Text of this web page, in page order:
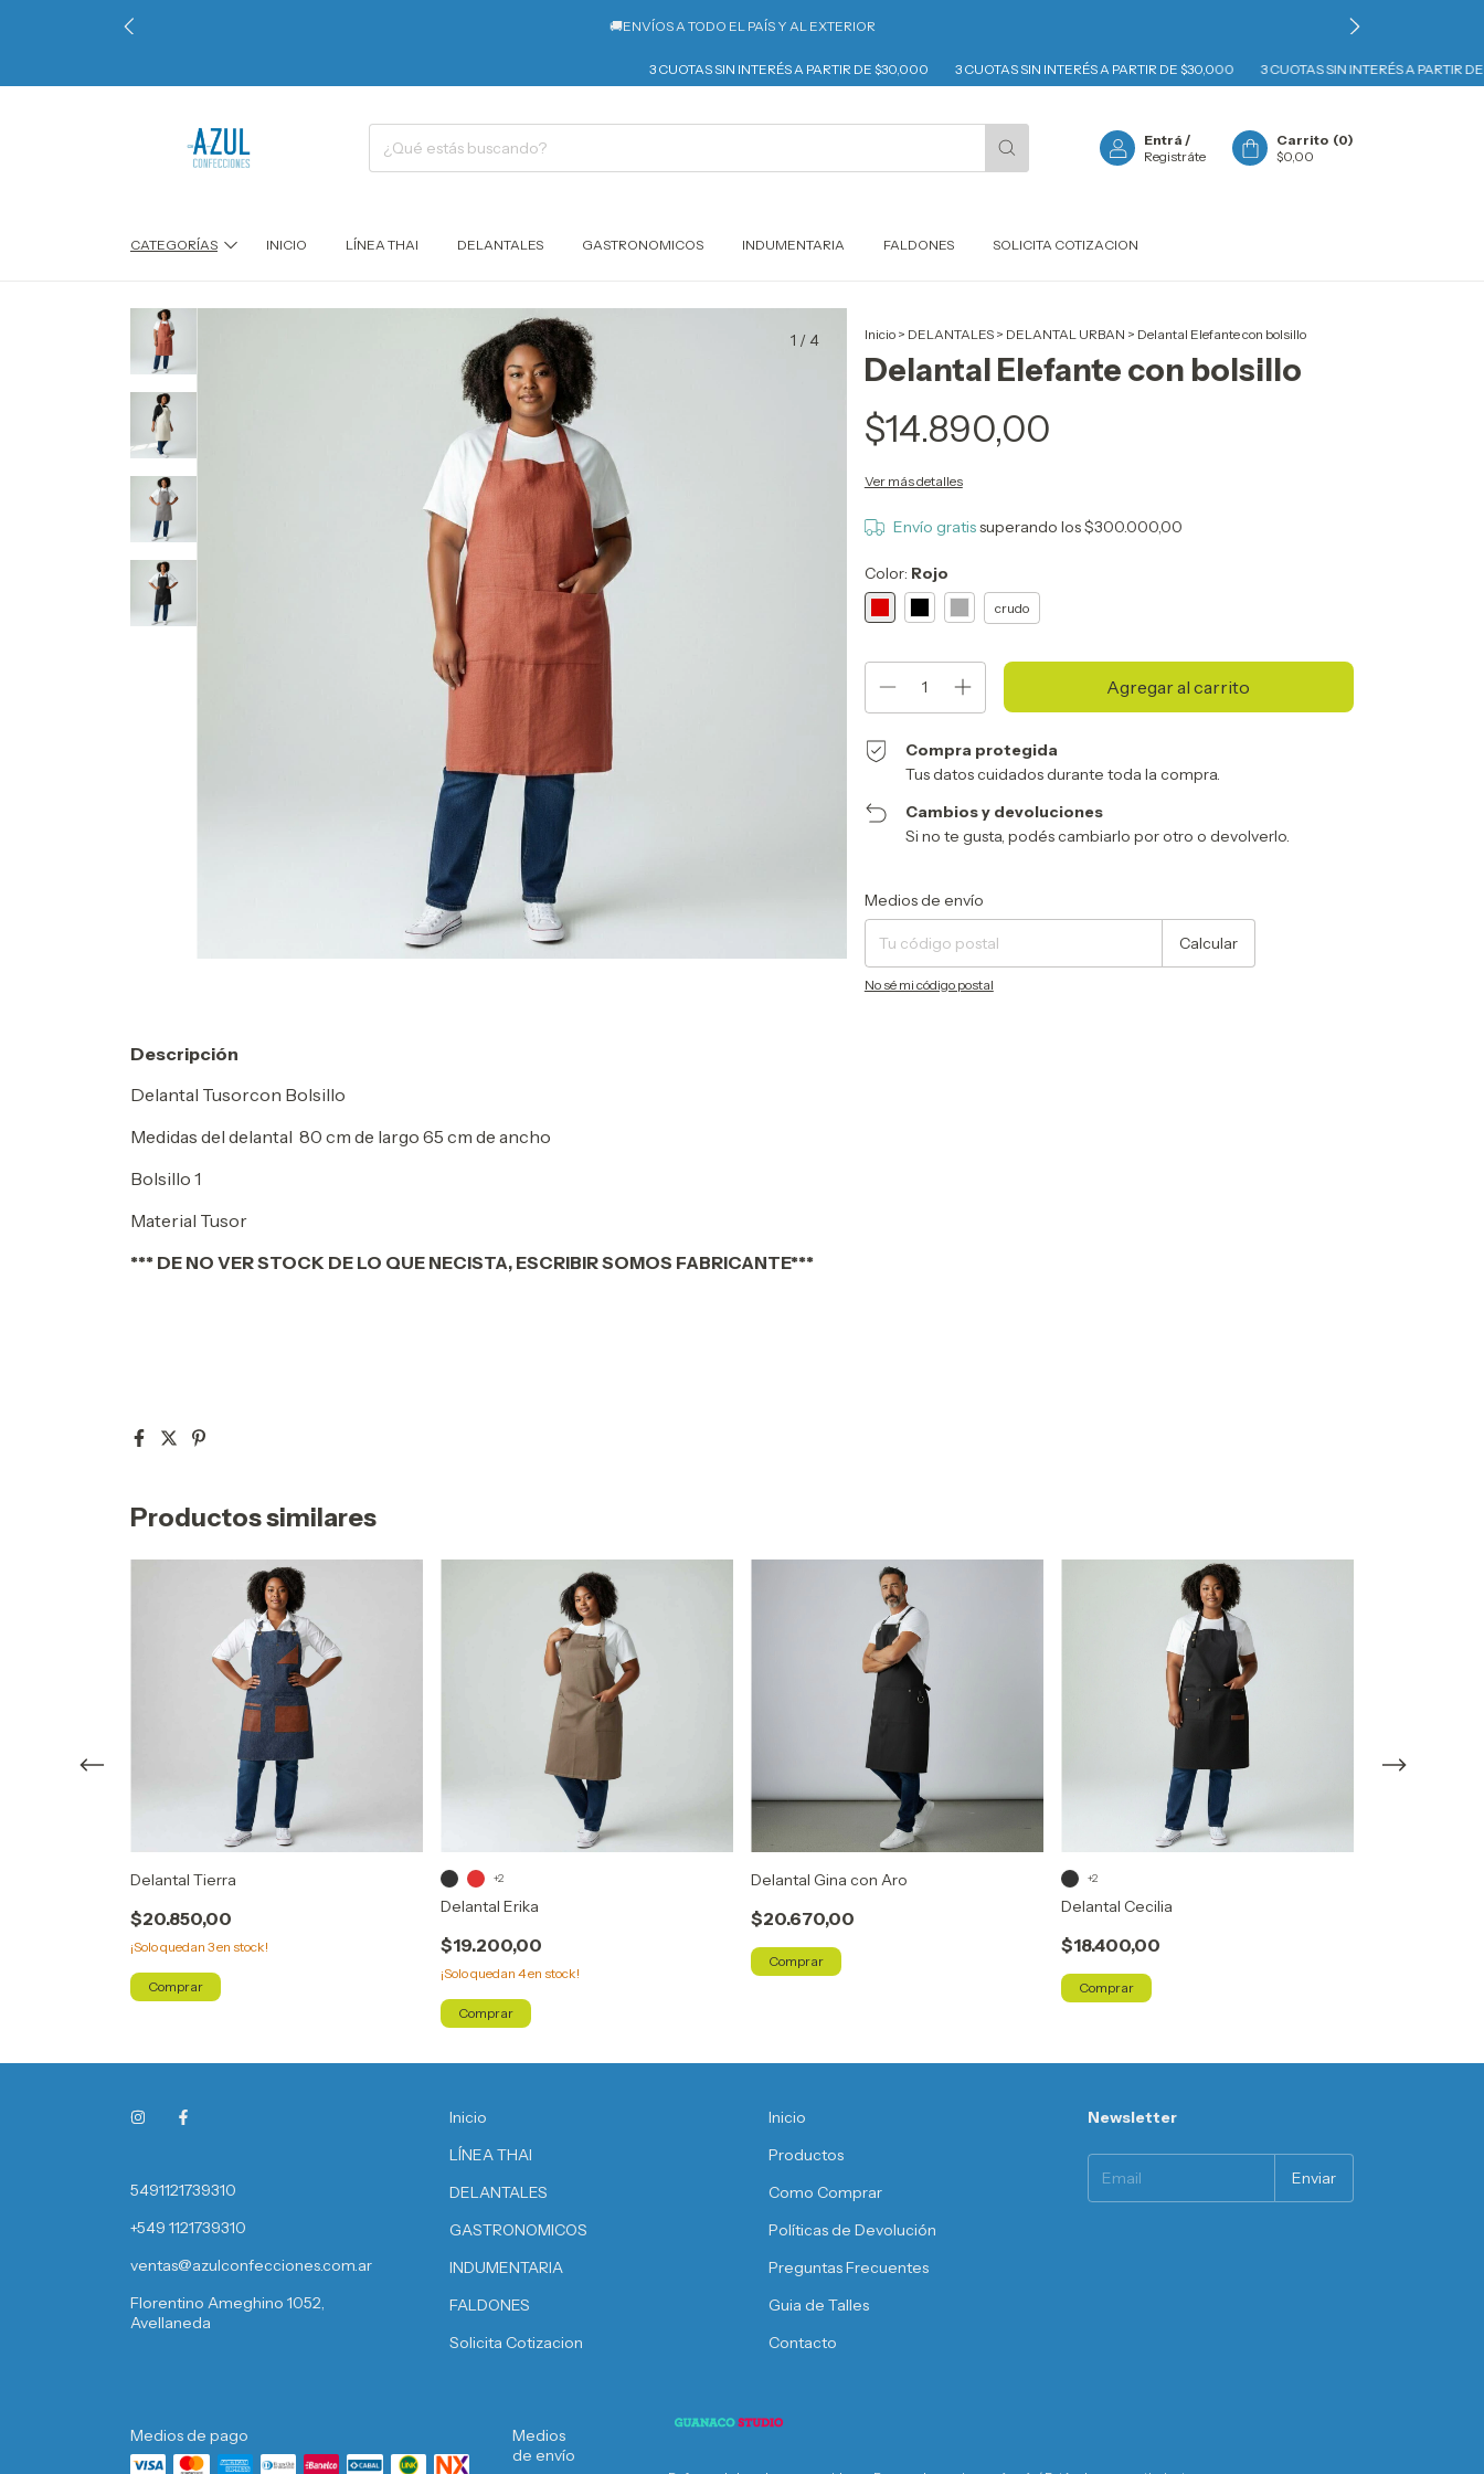
🚚ENVÍOS A TODO EL PAÍS Y AL EXTERIOR
3 CUOTAS SIN INTERÉS A PARTIR DE $30,000 3 CUOTAS SIN INTERÉS A PARTIR DE $30,000 3 CUOTAS SIN INTERÉS A PARTIR DE
Entrá /
Registráte
Carrito (0)
$0,00
CATEGORÍAS INICIO LÍNEA THAI DELANTALES GASTRONOMICOS INDUMENTARIA FALDONES SOLICITA COTIZACION
1 / 4 Inicio > DELANTALES > DELANTAL URBAN > Delantal Elefante con bolsillo
Delantal Elefante con bolsillo
$14.890,00
Ver más detalles
Envío gratissuperando los$300.000,00
Color: Rojo
crudo
Compra protegida
Tus datos cuidados durante toda la compra.
Cambios y devoluciones
Si no te gusta, podés cambiarlo por otro o devolverlo.
Entregas para el CP:
Medios de envío
Calcular
No sé mi código postal
Descripción
Delantal Tusorcon Bolsillo
Medidas del delantal 80 cm de largo 65 cm de ancho
Bolsillo 1
Material Tusor
*** DE NO VER STOCK DE LO QUE NECISTA, ESCRIBIR SOMOS FABRICANTE***
Productos similares
Delantal Tierra
$20.850,00
¡Solo quedan 3en stock!
Delantal Erika
$19.200,00
¡Solo quedan 4en stock!
+2
Comprar
Delantal Gina con Aro
$20.670,00
Delantal Cecilia
$18.400,00
+2
Comprar
5491121739310
+549 1121739310
ventas@azulconfecciones.com.ar
Florentino Ameghino 1052,
Avellaneda
Inicio
LÍNEA THAI
DELANTALES
GASTRONOMICOS
INDUMENTARIA
FALDONES
Solicita Cotizacion
Inicio
Productos
Como Comprar
Políticas de Devolución
Preguntas Frecuentes
Guia de Talles
Contacto
Newsletter
Medios de pago
Medios
de envío